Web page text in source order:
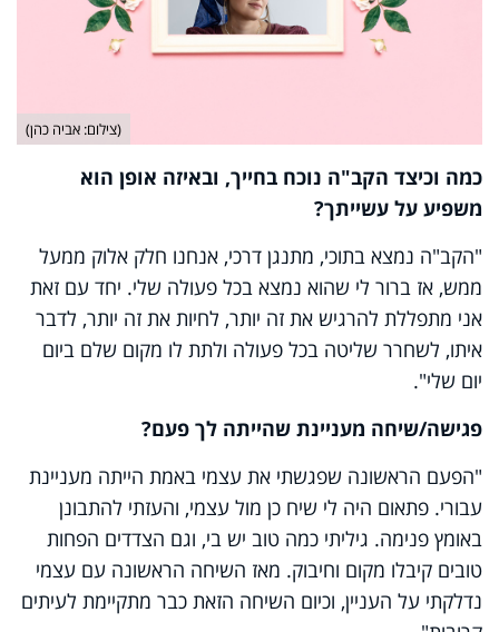
(צילום: אביה כהן)
כמה וכיצד הקב"ה נוכח בחייך, ובאיזה אופן הוא
משפיע על עשייתך?
"הקב"ה נמצא בתוכי, מתנגן דרכי, אנחנו חלק אלוק ממעל
ממש, אז ברור לי שהוא נמצא בכל פעולה שלי. יחד עם זאת
אני מתפללת להרגיש את זה יותר, לחיות את זה יותר, לדבר
איתו, לשחרר שליטה בכל פעולה ולתת לו מקום שלם ביום
יום שלי".
פגישה/שיחה מעניינת שהייתה לך פעם?
"הפעם הראשונה שפגשתי את עצמי באמת הייתה מעניינת
עבורי. פתאום היה לי שיח כן מול עצמי, והעזתי להתבונן
באומץ פנימה. גיליתי כמה טוב יש בי, וגם הצדדים הפחות
טובים קיבלו מקום וחיבוק. מאז השיחה הראשונה עם עצמי
נדלקתי על העניין, וכיום השיחה הזאת כבר מתקיימת לעיתים